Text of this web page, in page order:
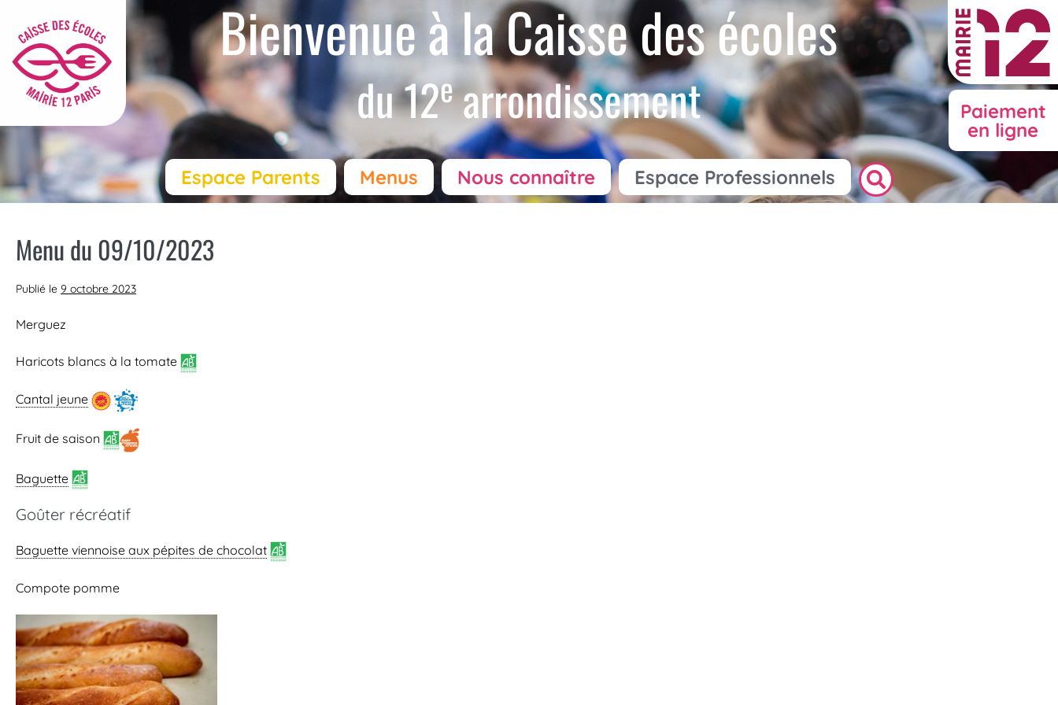
Bienvenue à la Caisse des écoles
du 12earrondissement
Paiement
en ligne
Espace Parents
Menus Nous connaître Espace Professionnels
Menu du 09/10/2023
Publié le 9 octobre 2023
Merguez
Haricots blancs à la tomate
Cantal jeune
Fruit de saison
Baguette
Goûter récréatif
Baguette viennoise aux pépites de chocolat
Compote pomme